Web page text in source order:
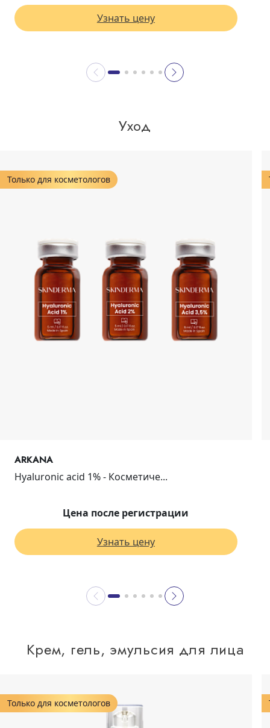
Узнать цену
Уход
Только для косметологов
ARKANA
Hyaluronic acid 1% - Косметиче...
Цена после регистрации
Узнать цену
Крем, гель, эмульсия для лица
Только для косметологов